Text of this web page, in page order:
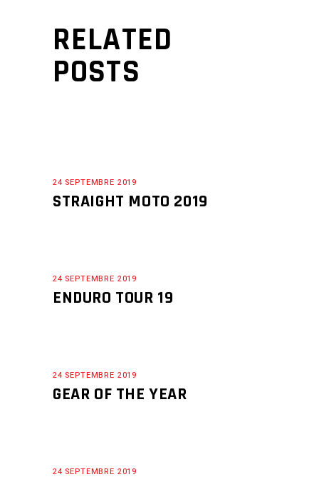
RELATED
POSTS
24 SEPTEMBRE 2019
STRAIGHT MOTO 2019
24 SEPTEMBRE 2019
ENDURO TOUR 19
24 SEPTEMBRE 2019
GEAR OF THE YEAR
24 SEPTEMBRE 2019